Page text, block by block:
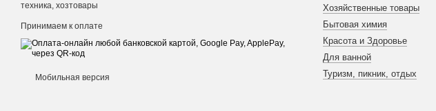
техника, хозтовары
Принимаем к оплате
Мобильная версия
Хозяйственные товары
Бытовая химия
Красота и Здоровье
Для ванной
Туризм, пикник, отдых